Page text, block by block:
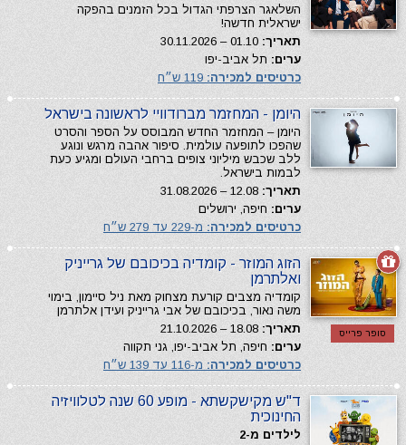
השלאגר הצרפתי הגדול בכל הזמנים בהפקה
ישראלית חדשה!
תאריך:
ערים: תל אביב-יפו
כרטיסים למכירה:
היומן - המחזמר מברודוויי לראשונה בישראל
היומן – המחזמר החדש המבוסס על הספר והסרט
שהפכו לתופעה עולמית. סיפור אהבה מרגש ונוגע
ללב שכבש מיליוני צופים ברחבי העולם ומגיע כעת
לבמות בישראל.
תאריך:
ערים: חיפה, ירושלים
כרטיסים למכירה: מ-229 עד 279 ש״ח
סופר פרייס
הזוג המוזר - קומדיה בכיכובם של גרייניק
ואלתרמן
קומדיה מצבים קורעת מצחוק מאת ניל סיימון, בימוי
משה נאור, בכיכובם של אבי גרייניק ועידן אלתרמן
תאריך:
ערים: חיפה, תל אביב-יפו, גני תקווה
כרטיסים למכירה: מ-116 עד 139 ש״ח
ד"ש מקישקשתא - מופע 60 שנה לטלוויזיה
החינוכית
לילדים מ-2